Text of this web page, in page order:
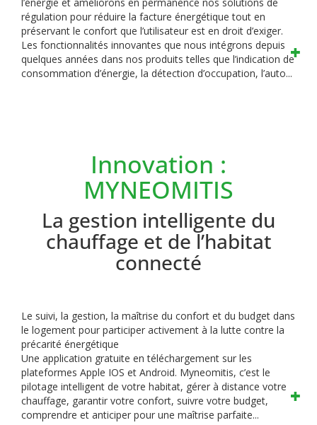
régulation pour réduire la facture énergétique tout en
préservant le confort que l’utilisateur est en droit d’exiger.
Les fonctionnalités innovantes que nous intégrons depuis
quelques années dans nos produits telles que l’indication de
consommation d’énergie, la détection d’occupation, l’auto...
Innovation :
MYNEOMITIS
La gestion intelligente du
chauffage et de l’habitat
connecté
Le suivi, la gestion, la maîtrise du confort et du budget dans
le logement pour participer activement à la lutte contre la
précarité énergétique
Une application gratuite en téléchargement sur les
plateformes Apple IOS et Android. Myneomitis, c’est le
pilotage intelligent de votre habitat, gérer à distance votre
chauffage, garantir votre confort, suivre votre budget,
comprendre et anticiper pour une maîtrise parfaite...